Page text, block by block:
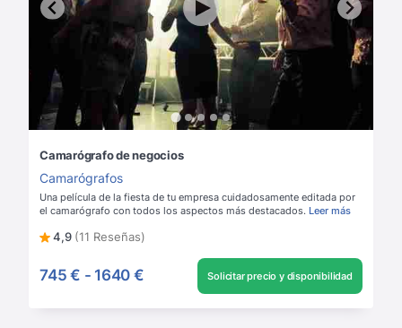
Camarógrafo de negocios
Camarógrafos
Una película de la fiesta de tu empresa cuidadosamente editada por
el camarógrafo con todos los aspectos más destacados. Leer más
4,9 (11 Reseñas)
745 € - 1640 € Solicitar precio y disponibilidad